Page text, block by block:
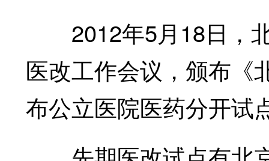
2012年5月18日，北
医改工作会议，颁布《
布公立医院医药分开试